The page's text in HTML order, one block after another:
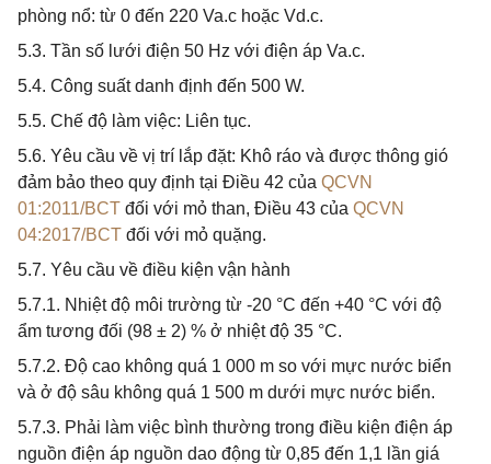
phòng nổ: từ 0 đến 220 Va.c hoặc Vd.c.
5.3. Tần số lưới điện 50 Hz với điện áp Va.c.
5.4. Công suất danh định đến 500 W.
5.5. Chế độ làm việc: Liên tục.
5.6. Yêu cầu về vị trí lắp đặt: Khô ráo và được thông gió
đảm bảo theo quy định tại Điều 42 của QCVN
01:2011/BCT đối với mỏ than, Điều 43 của QCVN
04:2017/BCT đối với mỏ quặng.
5.7. Yêu cầu về điều kiện vận hành
5.7.1. Nhiệt độ môi trường từ -20 °C đến +40 °C với độ
ẩm tương đối (98 ± 2) % ở nhiệt độ 35 °C.
5.7.2. Độ cao không quá 1 000 m so với mực nước biển
và ở độ sâu không quá 1 500 m dưới mực nước biển.
5.7.3. Phải làm việc bình thường trong điều kiện điện áp
nguồn điện áp nguồn dao động từ 0,85 đến 1,1 lần giá